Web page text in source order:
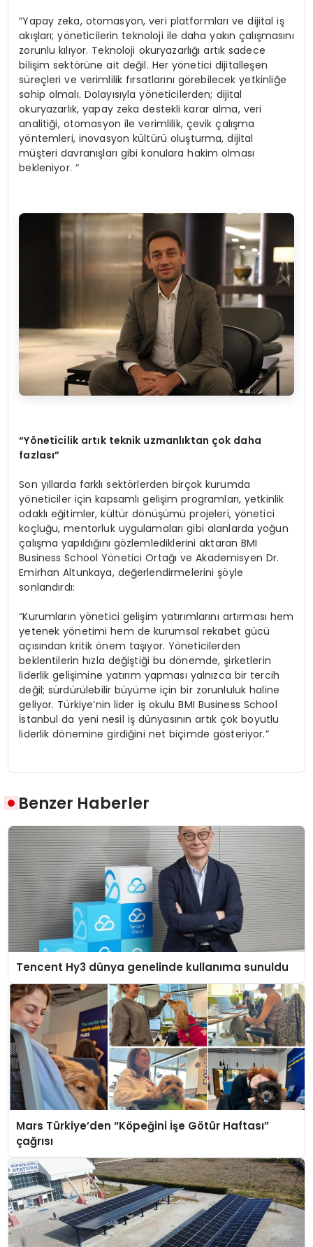
“Yapay zeka, otomasyon, veri platformları ve dijital iş
akışları; yöneticilerin teknoloji ile daha yakın çalışmasını
zorunlu kılıyor. Teknoloji okuryazarlığı artık sadece
bilişim sektörüne ait değil. Her yönetici dijitalleşen
süreçleri ve verimlilik fırsatlarını görebilecek yetkinliğe
sahip olmalı. Dolayısıyla yöneticilerden; dijital
okuryazarlık, yapay zeka destekli karar alma, veri
analitiği, otomasyon ile verimlilik, çevik çalışma
yöntemleri, inovasyon kültürü oluşturma, dijital
müşteri davranışları gibi konulara hakim olması
bekleniyor. “
“Yöneticilik artık teknik uzmanlıktan çok daha
fazlası”
Son yıllarda farklı sektörlerden birçok kurumda
yöneticiler için kapsamlı gelişim programları, yetkinlik
odaklı eğitimler, kültür dönüşümü projeleri, yönetici
koçluğu, mentorluk uygulamaları gibi alanlarda yoğun
çalışma yapıldığını gözlemlediklerini aktaran BMI
Business School Yönetici Ortağı ve Akademisyen Dr.
Emirhan Altunkaya, değerlendirmelerini şöyle
sonlandırdı:
“Kurumların yönetici gelişim yatırımlarını artırması hem
yetenek yönetimi hem de kurumsal rekabet gücü
açısından kritik önem taşıyor. Yöneticilerden
beklentilerin hızla değiştiği bu dönemde, şirketlerin
liderlik gelişimine yatırım yapması yalnızca bir tercih
değil; sürdürülebilir büyüme için bir zorunluluk haline
geliyor. Türkiye’nin lider iş okulu BMI Business School
İstanbul da yeni nesil iş dünyasının artık çok boyutlu
liderlik dönemine girdiğini net biçimde gösteriyor.”
Benzer Haberler
Tencent Hy3 dünya genelinde kullanıma sunuldu
Mars Türkiye’den “Köpeğini İşe Götür Haftası”
çağrısı